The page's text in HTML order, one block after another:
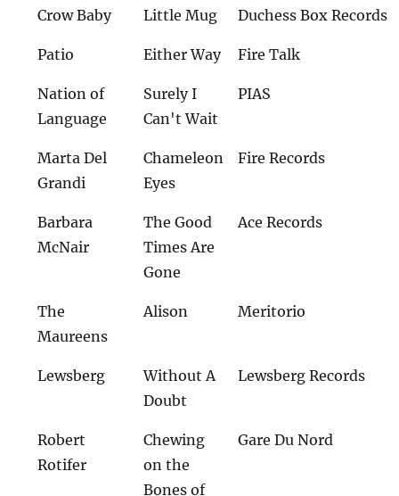
Crow Baby Little Mug Duchess Box Records
Patio Either Way Fire Talk
Nation of
Language
Surely I
Can't Wait
PIAS
Marta Del
Grandi
Chameleon
Eyes
Fire Records
Barbara
McNair
The Good
Times Are
Gone
Ace Records
The
Maureens
Alison Meritorio
Lewsberg
Without A
Doubt
Lewsberg Records
Robert
Rotifer
Chewing
on the
Bones of
Gare Du Nord